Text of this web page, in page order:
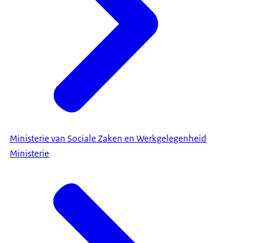
Ministerie van Sociale Zaken en Werkgelegenheid
Ministerie